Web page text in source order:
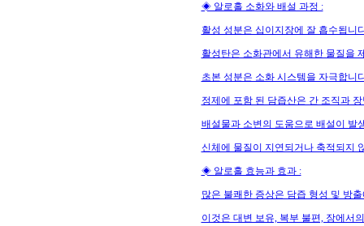
◈ 알로홀 소화와 배설 과정 :
활성 성분은 십이지장에 잘 흡수됩니
활성탄은 소화관에서 유해한 물질을
초본 성분은 소화 시스템을 자극합니
정제에 포함 된 담즙산은 간 조직과
배설물과 소변의 도움으로 배설이 발
신체에 물질이 지연되거나 축적되지
◈ 알로홀 효능과 효과 :
많은 불쾌한 증상은 담즙 형성 및 방
이것은 대변 보유, 복부 불편, 장에서